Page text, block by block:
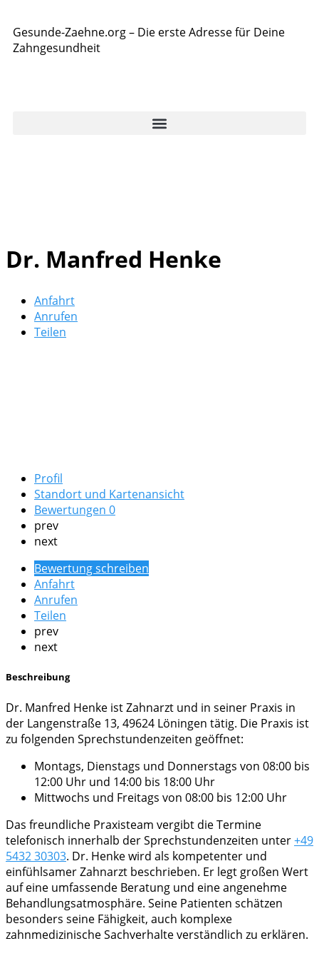
Gesunde-Zaehne.org – Die erste Adresse für Deine
Zahngesundheit
Dr. Manfred Henke
Anfahrt
Anrufen
Teilen
Profil
Standort und Kartenansicht
Bewertungen 0
prev
next
Bewertung schreiben
Anfahrt
Anrufen
Teilen
prev
next
Beschreibung
Dr. Manfred Henke ist Zahnarzt und in seiner Praxis in
der Langenstraße 13, 49624 Löningen tätig. Die Praxis ist
zu folgenden Sprechstundenzeiten geöffnet:
Montags, Dienstags und Donnerstags von 08:00 bis
12:00 Uhr und 14:00 bis 18:00 Uhr
Mittwochs und Freitags von 08:00 bis 12:00 Uhr
Das freundliche Praxisteam vergibt die Termine
telefonisch innerhalb der Sprechstundenzeiten unter+49
5432 30303. Dr. Henke wird als kompetenter und
einfühlsamer Zahnarzt beschrieben. Er legt großen Wert
auf eine umfassende Beratung und eine angenehme
Behandlungsatmosphäre. Seine Patienten schätzen
besonders seine Fähigkeit, auch komplexe
zahnmedizinische Sachverhalte verständlich zu erklären.